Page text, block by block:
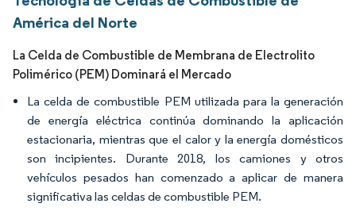
América del Norte
La Celda de Combustible de Membrana de Electrolito
Polimérico (PEM) Dominará el Mercado
La celda de combustible PEM utilizada para la generación
de energía eléctrica continúa dominando la aplicación
estacionaria, mientras que el calor y la energía domésticos
son incipientes. Durante 2018, los camiones y otros
vehículos pesados han comenzado a aplicar de manera
significativa las celdas de combustible PEM.